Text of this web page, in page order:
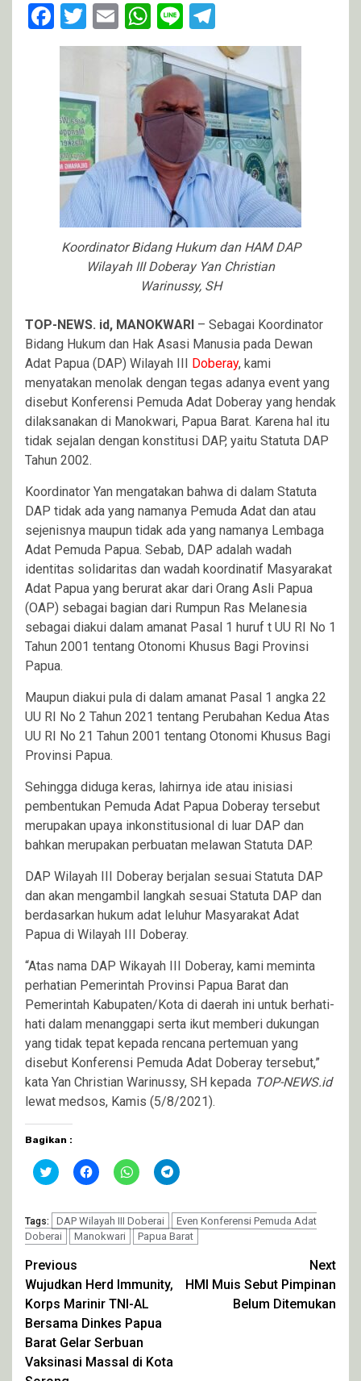
Facebook
Twitter
EmailWhatsApp
Line
Koordinator Bidang Hukum dan HAM DAP
Wilayah III Doberay Yan Christian
Warinussy, SH
TOP-NEWS. id, MANOKWARI – Sebagai Koordinator
Bidang Hukum dan Hak Asasi Manusia pada Dewan
Adat Papua (DAP) Wilayah III Doberay, kami
menyatakan menolak dengan tegas adanya event yang
disebut Konferensi Pemuda Adat Doberay yang hendak
dilaksanakan di Manokwari, Papua Barat. Karena hal itu
tidak sejalan dengan konstitusi DAP, yaitu Statuta DAP
Tahun 2002.
Koordinator Yan mengatakan bahwa di dalam Statuta
DAP tidak ada yang namanya Pemuda Adat dan atau
sejenisnya maupun tidak ada yang namanya Lembaga
Adat Pemuda Papua. Sebab, DAP adalah wadah
identitas solidaritas dan wadah koordinatif Masyarakat
Adat Papua yang berurat akar dari Orang Asli Papua
(OAP) sebagai bagian dari Rumpun Ras Melanesia
sebagai diakui dalam amanat Pasal 1 huruf t UU RI No 1
Tahun 2001 tentang Otonomi Khusus Bagi Provinsi
Papua.
Maupun diakui pula di dalam amanat Pasal 1 angka 22
UU RI No 2 Tahun 2021 tentang Perubahan Kedua Atas
UU RI No 21 Tahun 2001 tentang Otonomi Khusus Bagi
Provinsi Papua.
Sehingga diduga keras, lahirnya ide atau inisiasi
pembentukan Pemuda Adat Papua Doberay tersebut
merupakan upaya inkonstitusional di luar DAP dan
bahkan merupakan perbuatan melawan Statuta DAP.
DAP Wilayah III Doberay berjalan sesuai Statuta DAP
dan akan mengambil langkah sesuai Statuta DAP dan
berdasarkan hukum adat leluhur Masyarakat Adat
Papua di Wilayah III Doberay.
“Atas nama DAP Wikayah III Doberay, kami meminta
perhatian Pemerintah Provinsi Papua Barat dan
Pemerintah Kabupaten/Kota di daerah ini untuk berhati-
hati dalam menanggapi serta ikut memberi dukungan
yang tidak tepat kepada rencana pertemuan yang
disebut Konferensi Pemuda Adat Doberay tersebut,”
kata Yan Christian Warinussy, SH kepada TOP-NEWS.id
lewat medsos, Kamis (5/8/2021).
Bagikan :
Klik
untuk
Twitter(Membuka
di
jendela
yang
Klik
untuk
Facebook(Membuka
di
jendela
yang
Klik
untuk
WhatsApp(Membuka
di
jendela
yang
Klik
untuk
Telegram(Membuka
di
jendela
yang
Tags: DAP Wilayah III Doberai
Even Konferensi Pemuda Adat
Doberai
Manokwari Papua Barat
Continue
Reading
Previous
Wujudkan Herd Immunity,
Korps Marinir TNI-AL
Bersama Dinkes Papua
Barat Gelar Serbuan
Vaksinasi Massal di Kota
Next
HMI Muis Sebut Pimpinan
Belum Ditemukan